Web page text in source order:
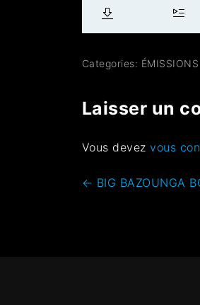
Categories: ÉMISSIONS
Laisser un
Vous devezvous
← BIG BAZOUNGA